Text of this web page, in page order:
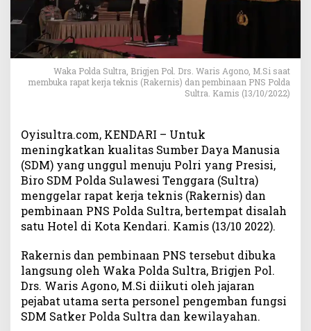
W
a
k
a
P
o
l
S
u
l
t
r
a
T
e
a
n
k
a
n
P
Waka Polda Sultra, Brigjen Pol. Drs. Waris Agono, M.Si saat
membuka rapat kerja teknis (Rakernis) dan pembinaan PNS Polda
Sultra. Kamis (13/10/2022)
Oyisultra.com, KENDARI – Untuk
meningkatkan kualitas Sumber Daya Manusia
(SDM) yang unggul menuju Polri yang Presisi,
Biro SDM Polda Sulawesi Tenggara (Sultra)
menggelar rapat kerja teknis (Rakernis) dan
pembinaan PNS Polda Sultra, bertempat disalah
satu Hotel di Kota Kendari. Kamis (13/10 2022).
Rakernis dan pembinaan PNS tersebut dibuka
langsung oleh Waka Polda Sultra, Brigjen Pol.
Drs. Waris Agono, M.Si diikuti oleh jajaran
pejabat utama serta personel pengemban fungsi
SDM Satker Polda Sultra dan kewilayahan.